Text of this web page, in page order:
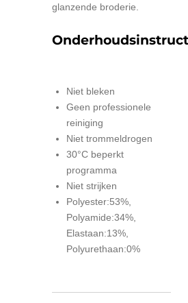
glanzende broderie.
Niet bleken
Geen professionele
reiniging
Niet trommeldrogen
30°C beperkt
programma
Niet strijken
Polyester:53%,
Polyamide:34%,
Elastaan:13%,
Polyurethaan:0%